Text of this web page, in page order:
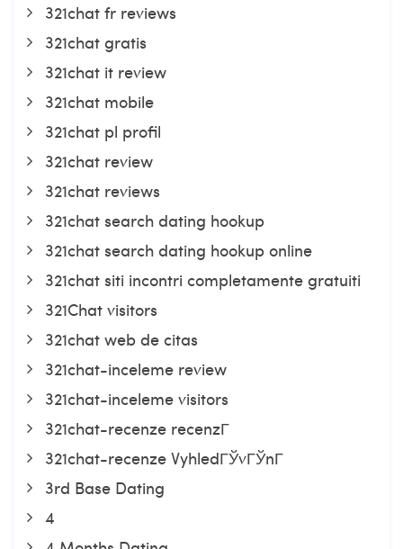
321chat fr reviews
321chat gratis
321chat it review
321chat mobile
321chat pl profil
321chat review
321chat reviews
321chat search dating hookup
321chat search dating hookup online
321chat siti incontri completamente gratuiti
321Chat visitors
321chat web de citas
321chat-inceleme review
321chat-inceleme visitors
321chat-recenze recenzГ­
321chat-recenze VyhledГЎvГЎnГ­
3rd Base Dating
4